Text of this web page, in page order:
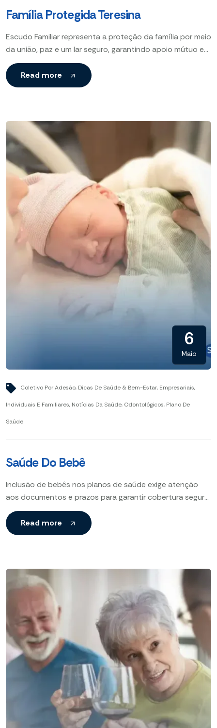
Família Protegida Teresina
Escudo Familiar representa a proteção da família por meio
da união, paz e um lar seguro, garantindo apoio mútuo e
um ambiente harmonioso que fortalece
Read more
6
Maio
Coletivo Por Adesão, Dicas De Saúde & Bem-Estar, Empresariais,
Individuais E Familiares, Notícias Da Saúde, Odontológicos, Plano De
Saúde
Saúde Do Bebê
Inclusão de bebês nos planos de saúde exige atenção
aos documentos e prazos para garantir cobertura segura
e rápida para seu filho.
Read more